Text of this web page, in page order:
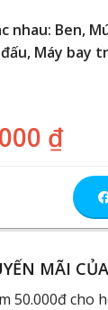
nhau: Ben,
Máy bay
₫
MÃI
50.000đ cho